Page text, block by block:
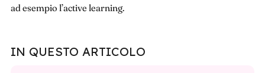
ad esempio l’active learning.
IN QUESTO ARTICOLO